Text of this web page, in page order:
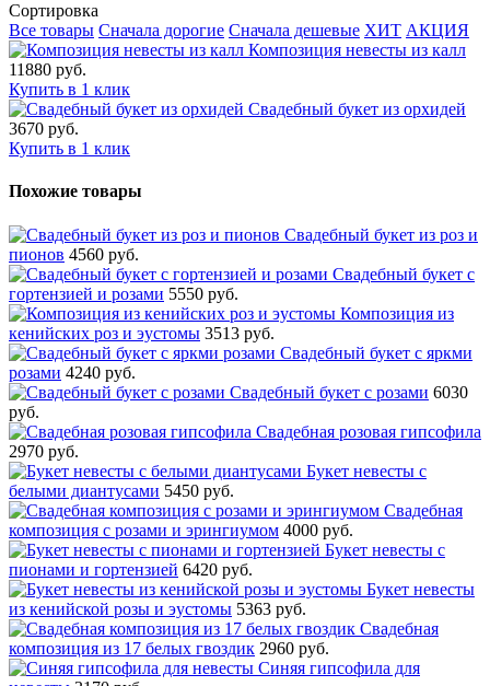
Сортировка
Все товары Сначала дорогие Сначала дешевые ХИТ АКЦИЯ
Композиция невесты из калл
11880 руб.
Купить в 1 клик
Свадебный букет из орхидей
3670 руб.
Купить в 1 клик
Похожие товары
Свадебный букет из роз и
пионов 4560 руб.
Свадебный букет с
гортензией и розами 5550 руб.
Композиция из
кенийских роз и эустомы 3513 руб.
Свадебный букет с яркми
розами 4240 руб.
Свадебный букет с розами 6030
руб.
Свадебная розовая гипсофила
2970 руб.
Букет невесты с
белыми диантусами 5450 руб.
Свадебная
композиция с розами и эрингиумом 4000 руб.
Букет невесты с
пионами и гортензией 6420 руб.
Букет невесты
из кенийской розы и эустомы 5363 руб.
Свадебная
композиция из 17 белых гвоздик 2960 руб.
Синяя гипсофила для